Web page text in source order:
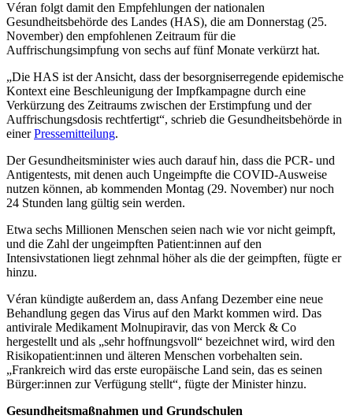
Véran folgt damit den Empfehlungen der nationalen
Gesundheitsbehörde des Landes (HAS), die am Donnerstag (25.
November) den empfohlenen Zeitraum für die
Auffrischungsimpfung von sechs auf fünf Monate verkürzt hat.
„Die HAS ist der Ansicht, dass der besorgniserregende epidemische
Kontext eine Beschleunigung der Impfkampagne durch eine
Verkürzung des Zeitraums zwischen der Erstimpfung und der
Auffrischungsdosis rechtfertigt“, schrieb die Gesundheitsbehörde in
einerPressemitteilung.
Der Gesundheitsminister wies auch darauf hin, dass die PCR- und
Antigentests, mit denen auch Ungeimpfte die COVID-Ausweise
nutzen können, ab kommenden Montag (29. November) nur noch
24 Stunden lang gültig sein werden.
Etwa sechs Millionen Menschen seien nach wie vor nicht geimpft,
und die Zahl der ungeimpften Patient:innen auf den
Intensivstationen liegt zehnmal höher als die der geimpften, fügte er
hinzu.
Véran kündigte außerdem an, dass Anfang Dezember eine neue
Behandlung gegen das Virus auf den Markt kommen wird. Das
antivirale Medikament Molnupiravir, das von Merck & Co
hergestellt und als „sehr hoffnungsvoll“ bezeichnet wird, wird den
Risikopatient:innen und älteren Menschen vorbehalten sein.
„Frankreich wird das erste europäische Land sein, das es seinen
Bürger:innen zur Verfügung stellt“, fügte der Minister hinzu.
Gesundheitsmaßnahmen und Grundschulen